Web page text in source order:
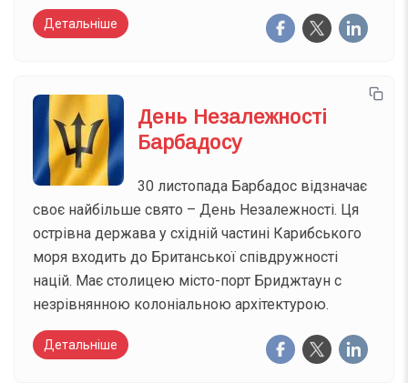
Детальніше
День Незалежності
Барбадосу
30 листопада Барбадос відзначає
своє найбільше свято – День Незалежності. Ця
острівна держава у східній частині Карибського
моря входить до Британської співдружності
націй. Має столицею місто-порт Бриджтаун с
незрівнянною колоніальною архітектурою.
Детальніше